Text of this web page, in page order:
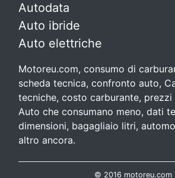
Autodata
Auto ibride
Auto elettriche
Motoreu.com, consumo di
scheda tecnica, confronto auto,
tecniche, costo carburante, prezzi
Auto che consumano meno, dati
dimensioni, bagagliaio litri,
altro ancora.
© 2016 motoreu.com